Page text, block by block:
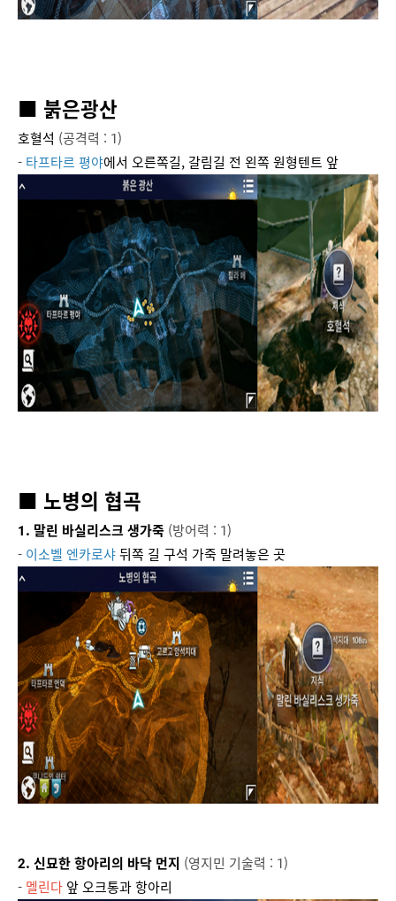
■ 붉은광산
호혈석 (공격력 : 1)
- 타프타르 평야에서 오른쪽길, 갈림길 전 왼쪽 원형텐트 앞
■ 노병의 협곡
1. 말린 바실리스크 생가죽 (방어력 : 1)
- 이소벨 엔카로샤뒤쪽 길 구석 가죽 말려놓은 곳
2. 신묘한 항아리의 바닥 먼지 (영지민 기술력 : 1)
- 멜린다 앞 오크통과 항아리